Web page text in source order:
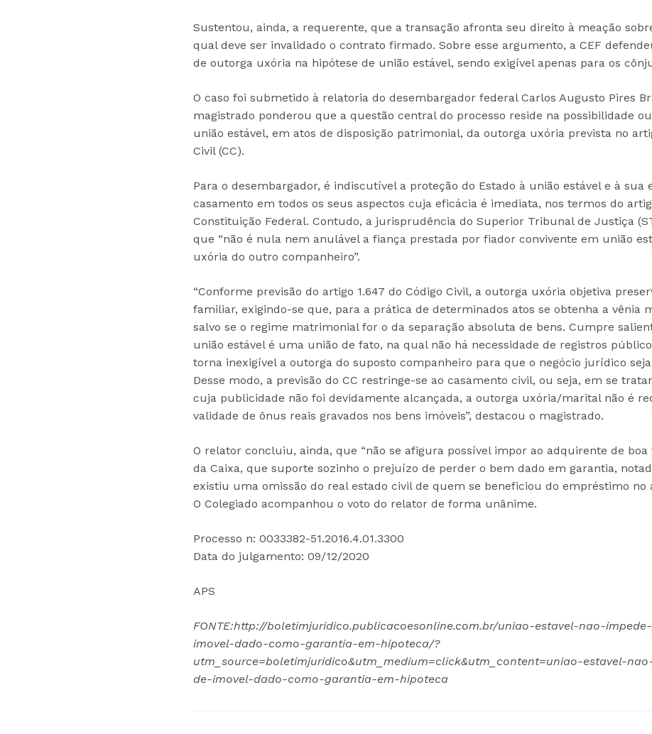
Sustentou, ainda, a requerente, que a transação afronta seu direito à meação
qual deve ser invalidado o contrato firmado. Sobre esse argumento, a CEF
de outorga uxória na hipótese de união estável, sendo exigível apenas para os
O caso foi submetido à relatoria do desembargador federal Carlos Augusto Pires
magistrado ponderou que a questão central do processo reside na possibilidade
união estável, em atos de disposição patrimonial, da outorga uxória prevista no
Civil (CC).
Para o desembargador, é indiscutível a proteção do Estado à união estável e à sua
casamento em todos os seus aspectos cuja eficácia é imediata, nos termos do
Constituição Federal. Contudo, a jurisprudência do Superior Tribunal de Justiça
que “não é nula nem anulável a fiança prestada por fiador convivente em união
uxória do outro companheiro”.
“Conforme previsão do artigo 1.647 do Código Civil, a outorga uxória objetiva
familiar, exigindo-se que, para a prática de determinados atos se obtenha a vênia
salvo se o regime matrimonial for o da separação absoluta de bens. Cumpre
união estável é uma união de fato, na qual não há necessidade de registros
torna inexigível a outorga do suposto companheiro para que o negócio jurídico
Desse modo, a previsão do CC restringe-se ao casamento civil, ou seja, em se
cuja publicidade não foi devidamente alcançada, a outorga uxória/marital não é
validade de ônus reais gravados nos bens imóveis”, destacou o magistrado.
O relator concluiu, ainda, que “não se afigura possível impor ao adquirente de boa
da Caixa, que suporte sozinho o prejuízo de perder o bem dado em garantia,
existiu uma omissão do real estado civil de quem se beneficiou do empréstimo no
O Colegiado acompanhou o voto do relator de forma unânime.
Processo n: 0033382-51.2016.4.01.3300
Data do julgamento: 09/12/2020
APS
FONTE:http://boletimjuridico.publicacoesonline.com.br/uniao-estavel-nao-
imovel-dado-como-garantia-em-hipoteca/?
utm_source=boletimjuridico&utm_medium=click&utm_content=uniao-estavel-
de-imovel-dado-como-garantia-em-hipoteca